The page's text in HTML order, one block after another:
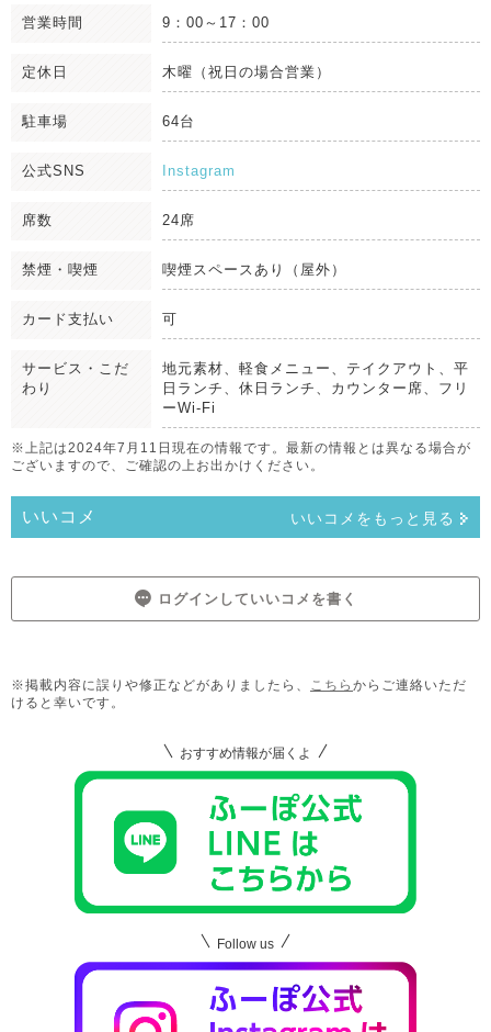
営業時間 9：00～17：00
定休日 木曜（祝日の場合営業）
駐車場 64台
公式SNS Instagram
席数 24席
禁煙・喫煙 喫煙スペースあり（屋外）
カード支払い 可
サービス・こだ
わり
地元素材、軽食メニュー、テイクアウト、平
日ランチ、休日ランチ、カウンター席、フリ
ーWi-Fi
※上記は2024年7月11日現在の情報です。最新の情報とは異なる場合が
ございますので、ご確認の上お出かけください。
いいコメ いいコメをもっと見る
ログインしていいコメを書く
※掲載内容に誤りや修正などがありましたら、 こちら からご連絡いただ
けると幸いです。
おすすめ情報が届くよ
Follow us